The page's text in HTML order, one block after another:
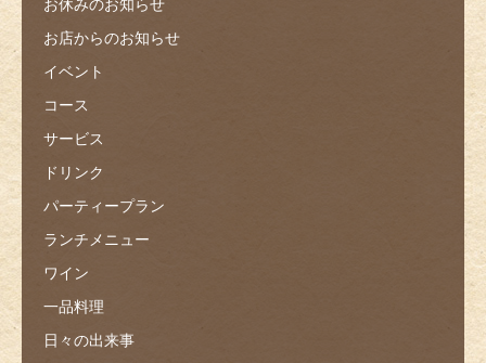
お休みのお知らせ
お店からのお知らせ
イベント
コース
サービス
ドリンク
パーティープラン
ランチメニュー
ワイン
一品料理
日々の出来事